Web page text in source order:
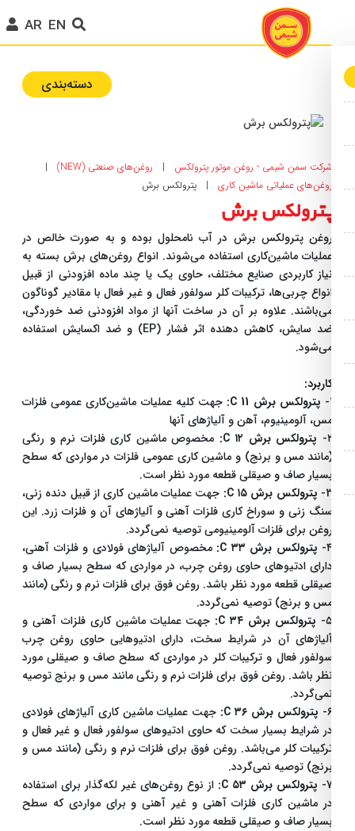
EN
AR
راهنمای
خرید
دسته‌بندی‌
سمن شیمی - روغن موتور پترولکس | روغن‌های صنعتی (NEW)
|
عملیاتی ماشین کاری | پترولکس برش
برش
پترولکس برش در آب نامحلول بوده و به صورت خالص در
ماشین‌کاری استفاده می‌شوند. انواع روغن‌های برش بسته به
کاربردی صنایع مختلف، حاوی یک یا چند ماده افزودنی از قبیل
چربی‌ها، ترکیبات کلر سولفور فعال و غیر فعال با مقادیر گوناگون
علاوه بر آن در ساخت آنها از مواد افزودنی ضد خوردگی،
ضد سایش، کاهش دهنده اثر فشار (EP) و ضد اکسایش استفاده
پترولکس برش 11 C:
جهت کلیه عملیات ماشین‌کاری عمومی فلزات
آلومینیوم، آهن و آلیاژهای آنها
پترولکس برش ۱۲ C:
مخصوص ماشین کاری فلزات نرم و رنگی
مس و برنج) و ماشین کاری عمومی فلزات در مواردی که سطح
صاف و صیقلی قطعه مورد نظر است.
پترولکس برش ۱۵ C:
جهت عملیات ماشین کاری از قبیل دنده زنی،
زنی و سوراخ کاری فلزات آهنی و آلیاژهای آن و فلزات زرد. این
برای فلزات آلومینیومی توصیه نمی‌گردد.
پترولکس برش ۳۳ C:
مخصوص آلیاژهای فولادی و فلزات آهنی،
ادتیوهای حاوی روغن چرب، در مواردی که سطح بسیار صاف و
قطعه مورد نظر باشد. روغن فوق برای فلزات نرم و رنگی (مانند
و برنج) توصیه نمی‌گردد.
پترولکس برش ۳۴ C:
جهت عملیات ماشین کاری فلزات آهنی و
آن در شرایط سخت، دارای ادتیوهایی حاوی روغن چرب
فعال و ترکیبات کلر در مواردی که سطح صاف و صیقلی مورد
باشد. روغن فوق برای فلزات نرم و رنگی مانند مس و برنج توصیه
پترولکس برش ۳۶ C:
جهت عملیات ماشین کاری آلیاژهای فولادی
شرایط بسیار سخت که حاوی ادتیوهای سولفور فعال و غیر فعال و
کلر می‌باشد. روغن فوق برای فلزات نرم و رنگی (مانند مس و
توصیه نمی‌گردد.
پترولکس برش ۵۳ C:
از نوع روغن‌های غیر لکه‌گذار برای استفاده
ماشین کاری فلزات آهنی و غیر آهنی و برای مواردی که سطح
صاف و صیقلی قطعه مورد نظر است.